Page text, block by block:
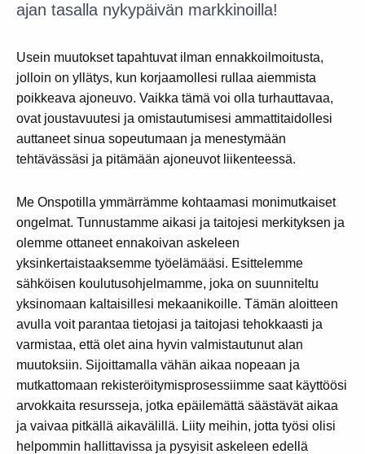
ajan tasalla nykypäivän markkinoilla!
Usein muutokset tapahtuvat ilman ennakkoilmoitusta,
jolloin on yllätys, kun korjaamollesi rullaa aiemmista
poikkeava ajoneuvo. Vaikka tämä voi olla turhauttavaa,
ovat joustavuutesi ja omistautumisesi ammattitaidollesi
auttaneet sinua sopeutumaan ja menestymään
tehtävässäsi ja pitämään ajoneuvot liikenteessä.
Me Onspotilla ymmärrämme kohtaamasi monimutkaiset
ongelmat. Tunnustamme aikasi ja taitojesi merkityksen ja
olemme ottaneet ennakoivan askeleen
yksinkertaistaaksemme työelämääsi. Esittelemme
sähköisen koulutusohjelmamme, joka on suunniteltu
yksinomaan kaltaisillesi mekaanikoille. Tämän aloitteen
avulla voit parantaa tietojasi ja taitojasi tehokkaasti ja
varmistaa, että olet aina hyvin valmistautunut alan
muutoksiin. Sijoittamalla vähän aikaa nopeaan ja
mutkattomaan rekisteröitymisprosessiimme saat käyttöösi
arvokkaita resursseja, jotka epäilemättä säästävät aikaa
ja vaivaa pitkällä aikavälillä. Liity meihin, jotta työsi olisi
helpommin hallittavissa ja pysyisit askeleen edellä